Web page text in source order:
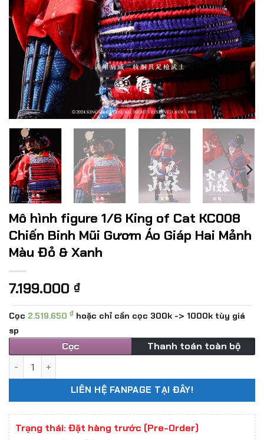
Mô hình figure 1/6 King of Cat KC008
Chiến Binh Mũi Gươm Áo Giáp Hai Mảnh
Màu Đỏ & Xanh
7.199.000 ₫
Cọc 2.519.650 ₫ hoặc chỉ cần cọc 300k -> 1000k tùy giá
sp
Cọc Thanh toán toàn bộ
LIÊN HỆ FANPAGE TẠI ĐÂY!
Trạng thái: Đặt hàng trước (Pre-Order)